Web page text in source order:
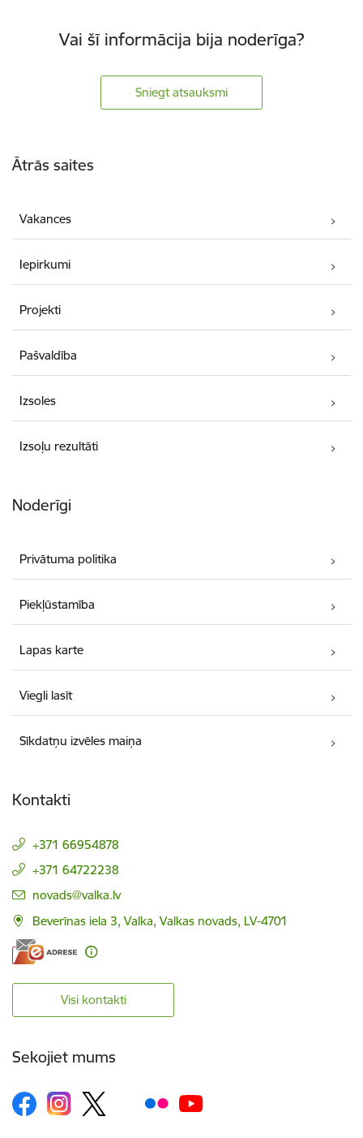
Vai šī informācija bija noderīga?
Sniegt atsauksmi
Ātrās saites
Vakances
Iepirkumi
Projekti
Pašvaldība
Izsoles
Izsoļu rezultāti
Noderīgi
Privātuma politika
Piekļūstamība
Lapas karte
Viegli lasīt
Sīkdatņu izvēles maiņa
Kontakti
+371 66954878
+371 64722238
E-pasts:
novads@valka.lv
Beverīnas iela 3, Valka, Valkas novads, LV-4701
Visi kontakti
Sekojiet mums